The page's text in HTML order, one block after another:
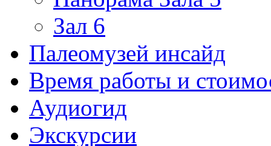
Зал 6
Палеомузей инсайд
Время работы и
Аудиогид
Экскурсии